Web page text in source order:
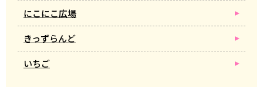
にこにこ広場
きっずらんど
いちご